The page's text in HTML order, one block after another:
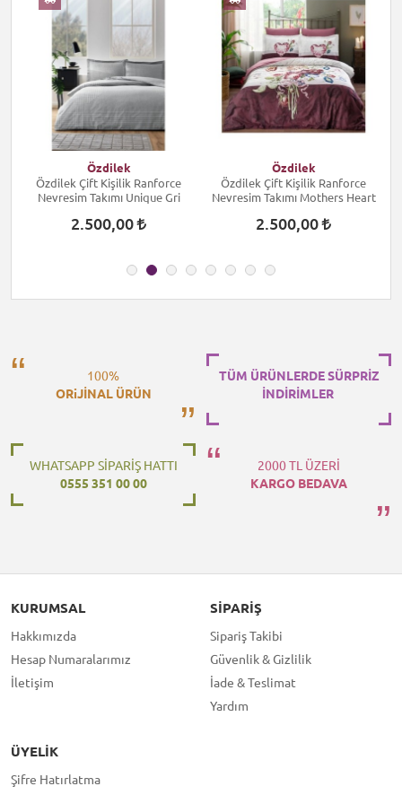
Özdilek
Özdilek Çift Kişilik Ranforce
Nevresim Takımı Unique Gri
2.500,00
Özdilek
Özdilek Çift Kişilik Ranforce
Nevresim Takımı Mothers Heart
2.500,00
100%
ORiJİNAL ÜRÜN
TÜM ÜRÜNLERDE SÜRPRİZ
İNDİRİMLER
WHATSAPP SİPARİŞ HATTI
0555 351 00 00
2000 TL ÜZERİ
KARGO BEDAVA
KURUMSAL
Hakkımızda
Hesap Numaralarımız
İletişim
SIPARIŞ
Sipariş Takibi
Güvenlik & Gizlilik
İade & Teslimat
Yardım
ÜYELIK
Şifre Hatırlatma